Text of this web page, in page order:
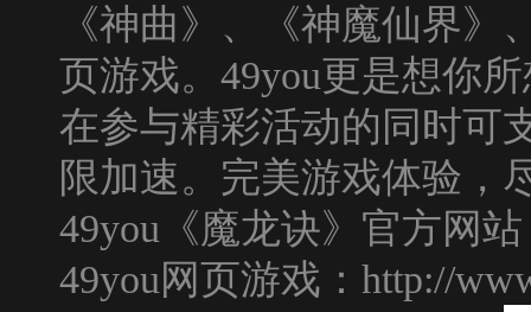
《神曲》、《神魔仙界》
页游戏。 49you更是想你
在参与精彩活动的同时可
限加速。完美游戏体验，
49you 《魔龙诀》官方网
49you网页游戏： http://